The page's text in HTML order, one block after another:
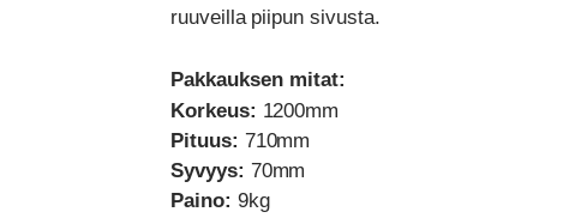
ruuveilla piipun sivusta.
Pakkauksen mitat:
Korkeus: 1200mm
Pituus: 710mm
Syvyys: 70mm
Paino: 9kg